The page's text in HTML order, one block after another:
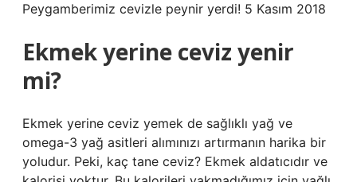
Peygamberimiz cevizle peynir yerdi! 5 Kasım 2018
Ekmek yerine ceviz yenir
mi?
Ekmek yerine ceviz yemek de sağlıklı yağ ve
omega-3 yağ asitleri alımınızı artırmanın harika bir
yoludur. Peki, kaç tane ceviz? Ekmek aldatıcıdır ve